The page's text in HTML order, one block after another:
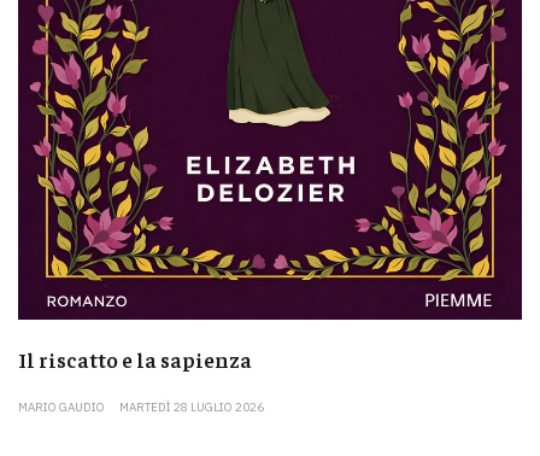
Il riscatto e la sapienza
MARIO GAUDIO MARTEDÌ 28 LUGLIO 2026